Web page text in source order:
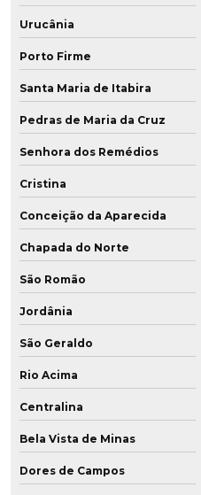
Urucânia
Porto Firme
Santa Maria de Itabira
Pedras de Maria da Cruz
Senhora dos Remédios
Cristina
Conceição da Aparecida
Chapada do Norte
São Romão
Jordânia
São Geraldo
Rio Acima
Centralina
Bela Vista de Minas
Dores de Campos